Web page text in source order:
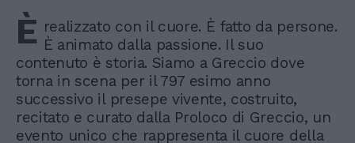
È realizzato con il cuore. È fatto da persone.
È animato dalla passione. Il suo
contenuto è storia. Siamo a Greccio dove
torna in scena per il 797 esimo anno
successivo il presepe vivente, costruito,
recitato e curato dalla Proloco di Greccio, un
evento unico che rappresenta il cuore della